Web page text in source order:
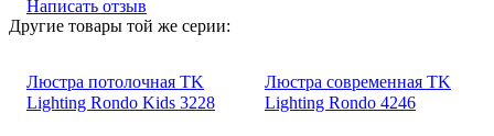
Написать отзыв
Другие товары той же серии:
Люстра потолочная TK
Lighting Rondo Kids 3228
Люстра современная TK
Lighting Rondo 4246